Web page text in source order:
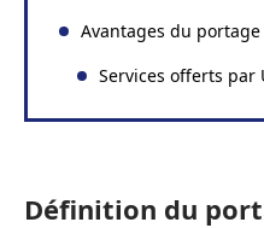
Avantages du
Services offerts par
Définition du